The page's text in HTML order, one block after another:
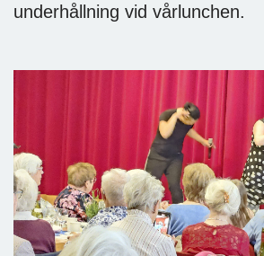
underhållning vid vårlunchen.